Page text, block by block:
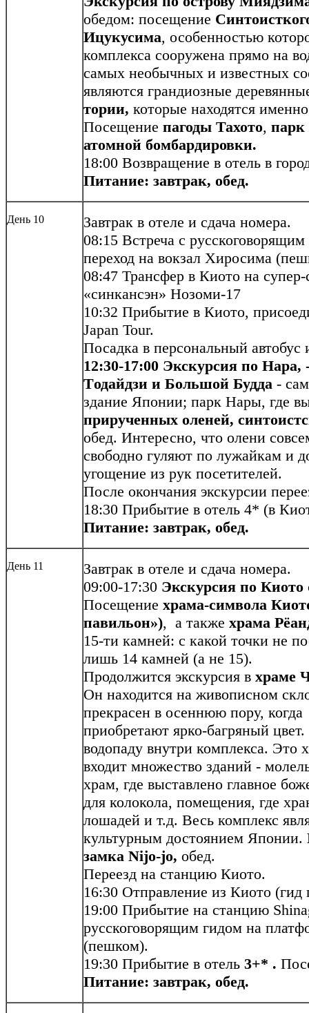
обедом: посещение
Ицукусима, особенностью
комплекса сооружена прямо на
самых необычных и известных
являются грандиозные
тории, которые находятся
Посещение пагоды Тахото, парк
атомной бомбардировки.
18:00 Возвращение в отель в
Питание: завтрак, обед.
День 10
Завтрак в отеле и сдача номера.
08:15 Встреча с
переход на вокзал Хиросима
08:47 Трансфер в Киото на супер-
«синкансэн» Нозоми-17
10:32 Прибытие в Киото,
Japan Tour.
Посадка в персональный автобус
12:30-17:00 Экскурсия по Нара,
Tодайдзи и Большой Будда -
здание Японии; парк Нары, где
прирученных оленей,
обед. Интересно, что олени
свободно гуляют по лужайкам и
угощение из рук посетителей.
После окончания экскурсии
18:30 Прибытие в отель 4* (в
Питание: завтрак, обед.
День 11
Завтрак в отеле и сдача номера.
09:00-17:30 Экскурсия по Киото
Посещение храма-символа
павильон»), а также храма
15-ти камней: с какой точки не
лишь 14 камней (а не 15).
Продолжится экскурсия в храме
Он находится на живописном
прекрасен в осеннюю пору,
приобретают ярко-багряный
водопаду внутри комплекса. Это
входит множество зданий -
храм, где выставлено главное
для колокола, помещения, где
лошадей и т.д. Весь комплекс
культурным достоянием Японии.
замка Nijo-jo, обед.
Переезд на станцию Киото.
16:30 Отправление из Киото (гид
19:00 Прибытие на станцию
русскоговорящим гидом на
(пешком).
19:30 Прибытие в отель 3+* .
Питание: завтрак, обед.